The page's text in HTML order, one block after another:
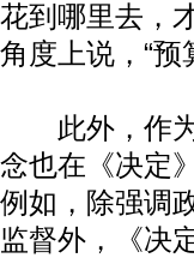
花到哪里去，
角度上说，“
此外，作为“
念也在《决定
例如，除强调
监督外，《决